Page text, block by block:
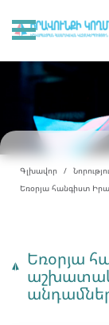
Գլխավոր
Եռօրյա հանգիստ
Եռօրյա